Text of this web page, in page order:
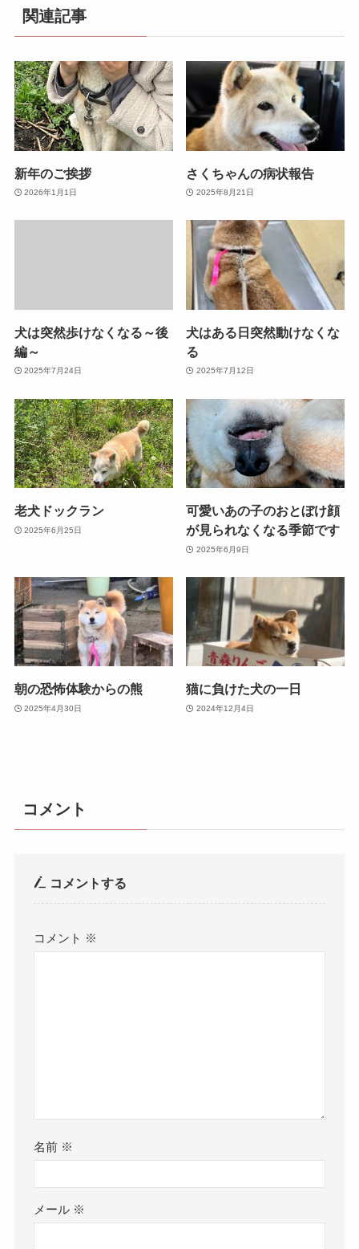
関連記事
新年のご挨拶
2026年1月1日
さくちゃんの病状報告
2025年8月21日
犬は突然歩けなくなる～後
編～
2025年7月24日
犬はある日突然動けなくな
る
2025年7月12日
老犬ドックラン
2025年6月25日
可愛いあの子のおとぼけ顔
が見られなくなる季節です
2025年6月9日
朝の恐怖体験からの熊
2025年4月30日
猫に負けた犬の一日
2024年12月4日
コメント
コメントする
コメント ※
名前 ※
メール ※